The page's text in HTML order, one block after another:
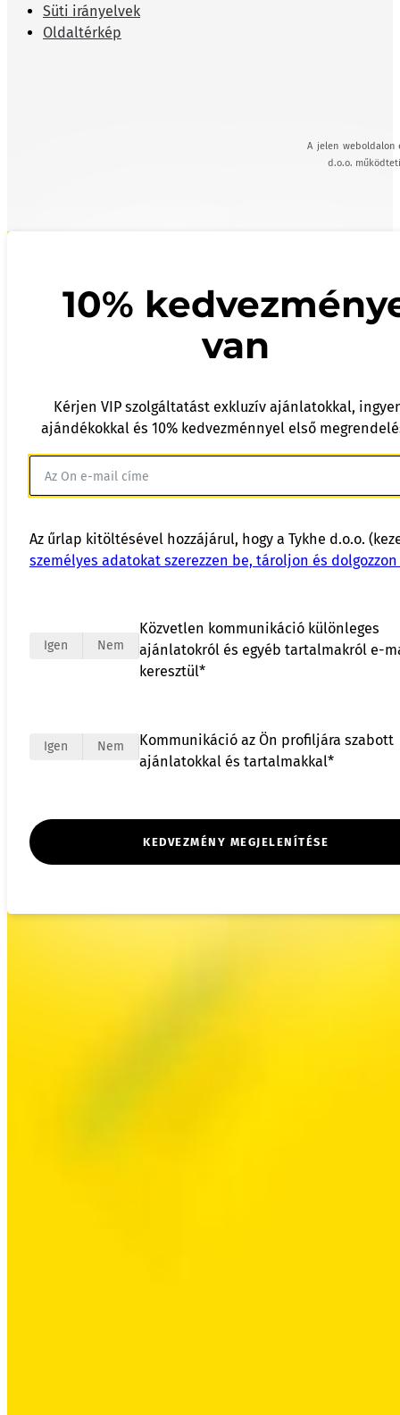
Süti irányelvek
Oldaltérkép
A jelen weboldalon
d.o.o.
10%
van
Kérjen VIP szolgáltatást exkluzív ajánlatokkal,
ajándékokkal és 10% kedvezménnyel első
Az űrlap kitöltésével hozzájárul, hogy a Tykhe d.o.o.
személyes adatokat szerezzen be, tároljon és
Igen Nem
Közvetlen kommunikáció különleges
ajánlatokról és egyéb tartalmakról e-
keresztül*
Igen Nem
Kommunikáció az Ön profiljára szabott
ajánlatokkal és tartalmakkal*
KEDVEZMÉNY MEGJELENÍTÉSE